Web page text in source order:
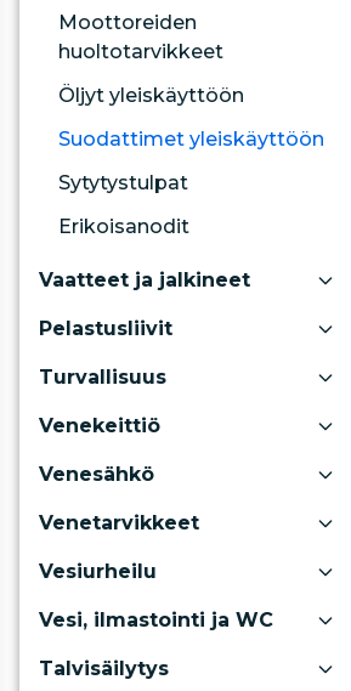
Moottoreiden
huoltotarvikkeet
Öljyt yleiskäyttöön
Suodattimet yleiskäyttöön
Sytytystulpat
Erikoisanodit
Vaatteet ja jalkineet
Pelastusliivit
Turvallisuus
Venekeittiö
Venesähkö
Venetarvikkeet
Vesiurheilu
Vesi, ilmastointi ja WC
Talvisäilytys